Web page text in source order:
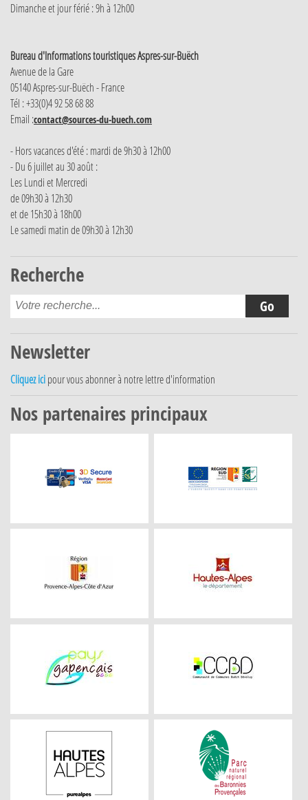
Dimanche et jour férié : 9h à 12h00
Bureau d'Informations touristiques Aspres-sur-Buëch
Avenue de la Gare
05140 Aspres-sur-Buëch - France
Tél : +33(0)4 92 58 68 88
Email :contact@sources-du-buech.com
- Hors vacances d'été : mardi de 9h30 à 12h00
- Du 6 juillet au 30 août :
Les Lundi et Mercredi
de 09h30 à 12h30
et de 15h30 à 18h00
Le samedi matin de 09h30 à 12h30
Recherche
Newsletter
Cliquez ici pour vous abonner à notre lettre d'information
Nos partenaires principaux